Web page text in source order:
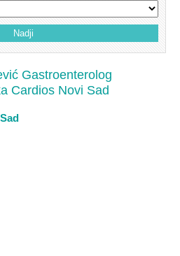
Gastroenterolog
Cardios Novi Sad